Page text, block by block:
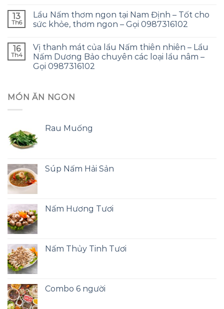
13
Th6
Lẩu Nấm thơm ngon tại Nam Định – Tốt cho
sức khỏe, thơm ngon – Gọi 0987316102
16
Th4
Vị thanh mát của lẩu Nấm thiên nhiên – Lẩu
Nấm Dương Bảo chuyên các loại lẩu nâm –
Gọi 0987316102
MÓN ĂN NGON
Rau Muống
Súp Nấm Hải Sản
Nấm Hương Tươi
Nấm Thủy Tinh Tươi
Combo 6 người